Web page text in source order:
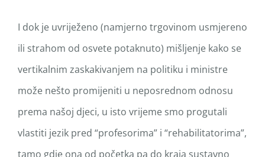
I dok je uvriježeno (namjerno trgovinom usmjereno
ili strahom od osvete potaknuto) mišljenje kako se
vertikalnim zaskakivanjem na politiku i ministre
može nešto promijeniti u neposrednom odnosu
prema našoj djeci, u isto vrijeme smo progutali
vlastiti jezik pred “profesorima” i “rehabilitatorima”,
tamo gdje ona od početka pa do kraja sustavno